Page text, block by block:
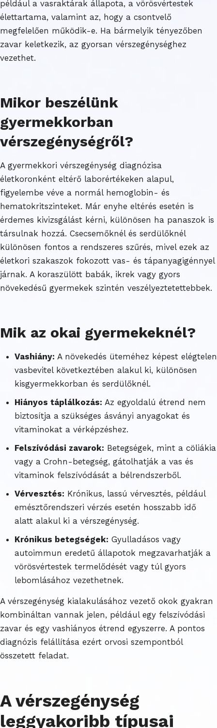
például a vasraktárak állapota, a vörösvértestek
élettartama, valamint az, hogy a csontvelő
megfelelően működik-e. Ha bármelyik tényezőben
zavar keletkezik, az gyorsan vérszegénységhez
vezethet.
Mikor beszélünk
gyermekkorban
vérszegénységről?
A gyermekkori vérszegénység diagnózisa
életkoronként eltérő laborértékeken alapul,
figyelembe véve a normál hemoglobin- és
hematokritszinteket. Már enyhe eltérés esetén is
érdemes kivizsgálást kérni, különösen ha panaszok is
társulnak hozzá. Csecsemőknél és serdülőknél
különösen fontos a rendszeres szűrés, mivel ezek az
életkori szakaszok fokozott vas- és tápanyagigénnyel
járnak. A koraszülött babák, ikrek vagy gyors
növekedésű gyermekek szintén veszélyeztetettebbek.
Mik az okai gyermekeknél?
Vashiány: A növekedés üteméhez képest elégtelen
vasbevitel következtében alakul ki, különösen
kisgyermekkorban és serdülőknél.
Hiányos táplálkozás: Az egyoldalú étrend nem
biztosítja a szükséges ásványi anyagokat és
vitaminokat a vérképzéshez.
Felszívódási zavarok: Betegségek, mint a cöliákia
vagy a Crohn-betegség, gátolhatják a vas és
vitaminok felszívódását a bélrendszerből.
Vérvesztés: Krónikus, lassú vérvesztés, például
emésztőrendszeri vérzés esetén hosszabb idő
alatt alakul ki a vérszegénység.
Krónikus betegségek: Gyulladásos vagy
autoimmun eredetű állapotok megzavarhatják a
vörösvértestek termelődését vagy túl gyors
lebomlásához vezethetnek.
A vérszegénység kialakulásához vezető okok gyakran
kombináltan vannak jelen, például egy felszívódási
zavar és egy vashiányos étrend egyszerre. A pontos
diagnózis felállítása ezért orvosi szempontból
összetett feladat.
A vérszegénység
leggyakoribb típusai